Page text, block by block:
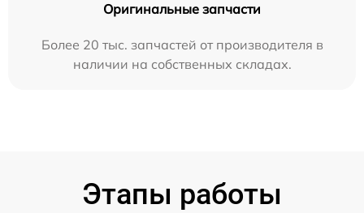
Оригинальные запчасти
Более 20 тыс. запчастей от производителя в
наличии на собственных складах.
Этапы работы